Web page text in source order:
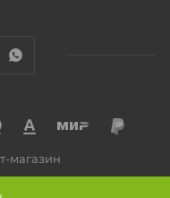
магазин